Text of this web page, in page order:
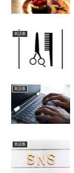
単語集
単語集
単語集